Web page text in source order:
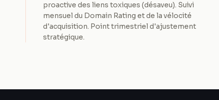
proactive des liens toxiques (désaveu). Suivi
mensuel du Domain Rating et de la vélocité
d'acquisition. Point trimestriel d'ajustement
stratégique.